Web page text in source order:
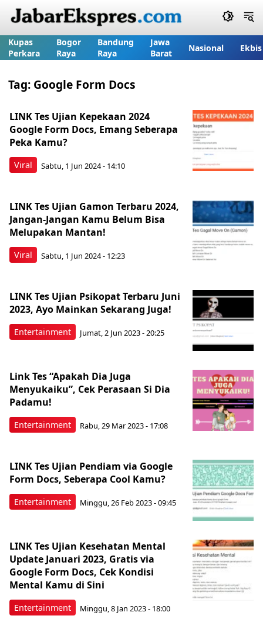
Kupas
Perkara
Bogor
Raya
Bandung
Raya
Jawa
Barat
Nasional Ekbis
Tag: Google Form Docs
Viral
LINK Tes Ujian Kepekaan 2024
Google Form Docs, Emang Seberapa
Peka Kamu?
Sabtu, 1 Jun 2024 - 14:10
Viral
LINK Tes Ujian Gamon Terbaru 2024,
Jangan-Jangan Kamu Belum Bisa
Melupakan Mantan!
Sabtu, 1 Jun 2024 - 12:23
Entertainment
LINK Tes Ujian Psikopat Terbaru Juni
2023, Ayo Mainkan Sekarang Juga!
Jumat, 2 Jun 2023 - 20:25
Entertainment
Link Tes “Apakah Dia Juga
Menyukaiku”, Cek Perasaan Si Dia
Padamu!
Rabu, 29 Mar 2023 - 17:08
Entertainment
LINK Tes Ujian Pendiam via Google
Form Docs, Seberapa Cool Kamu?
Minggu, 26 Feb 2023 - 09:45
Entertainment
LINK Tes Ujian Kesehatan Mental
Update Januari 2023, Gratis via
Google Form Docs, Cek Kondisi
Mental Kamu di Sini
Minggu, 8 Jan 2023 - 18:00